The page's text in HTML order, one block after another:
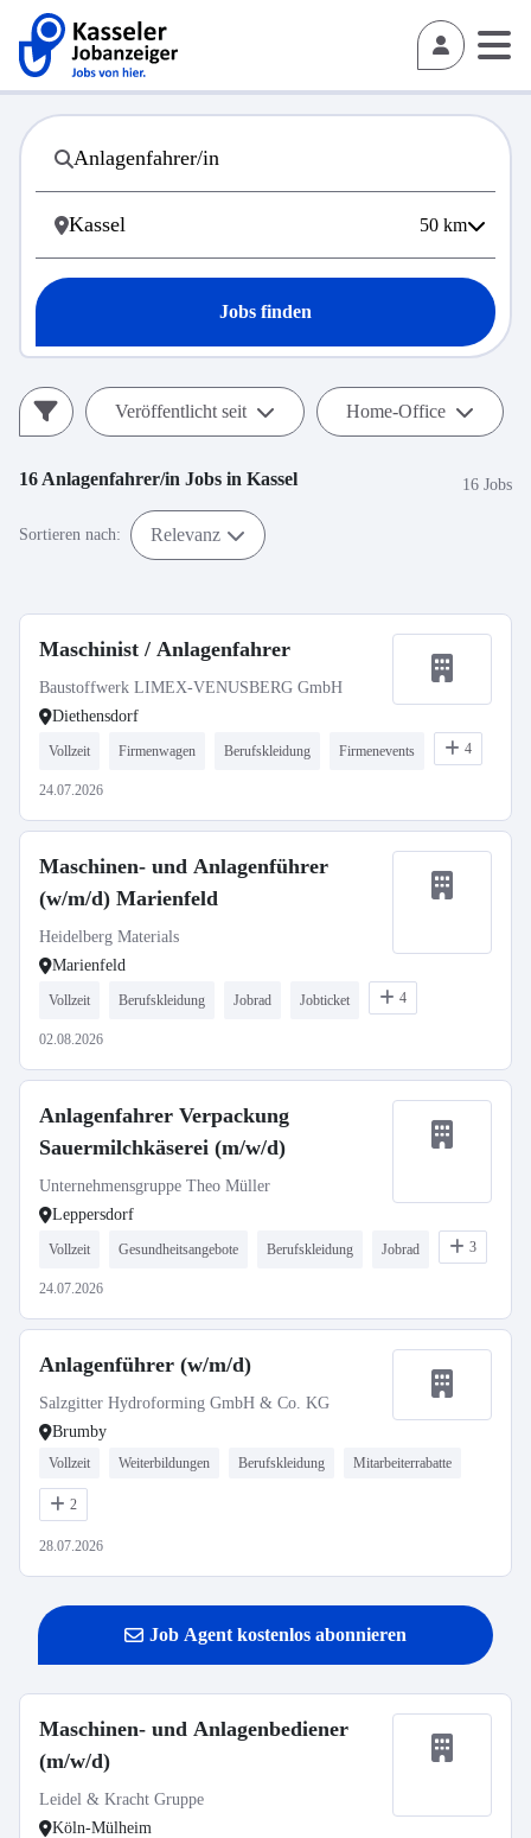
50 km
Jobs finden
Veröffentlicht seit Home-Office
16 Anlagenfahrer/in Jobs in Kassel 16 Jobs
Sortieren nach: Relevanz
Maschinist / Anlagenfahrer
Baustoffwerk LIMEX-VENUSBERG GmbH
Diethensdorf
Vollzeit Firmenwagen Berufskleidung Firmenevents 4
24.07.2026
Maschinen- und Anlagenführer
(w/m/d) Marienfeld
Heidelberg Materials
Marienfeld
Vollzeit Berufskleidung Jobrad Jobticket 4
02.08.2026
Anlagenfahrer Verpackung
Sauermilchkäserei (m/w/d)
Unternehmensgruppe Theo Müller
Leppersdorf
Vollzeit Gesundheitsangebote Berufskleidung Jobrad 3
24.07.2026
Anlagenführer (w/m/d)
Salzgitter Hydroforming GmbH & Co. KG
Brumby
Vollzeit Weiterbildungen Berufskleidung Mitarbeiterrabatte
2
28.07.2026
Job Agent kostenlos abonnieren
Maschinen- und Anlagenbediener
(m/w/d)
Leidel & Kracht Gruppe
Köln-Mülheim